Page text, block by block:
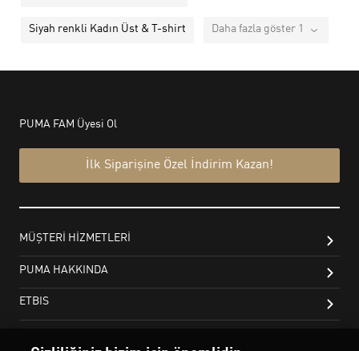
Siyah renkli Kadın Üst & T-shirt Daha fazla göster 1